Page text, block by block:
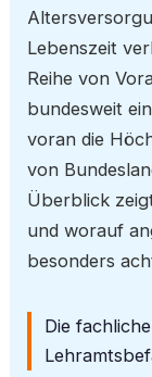
Lebenszeit
Reihe von
bundesweit
voran die
von
Überblick
und worauf
besonders
Die